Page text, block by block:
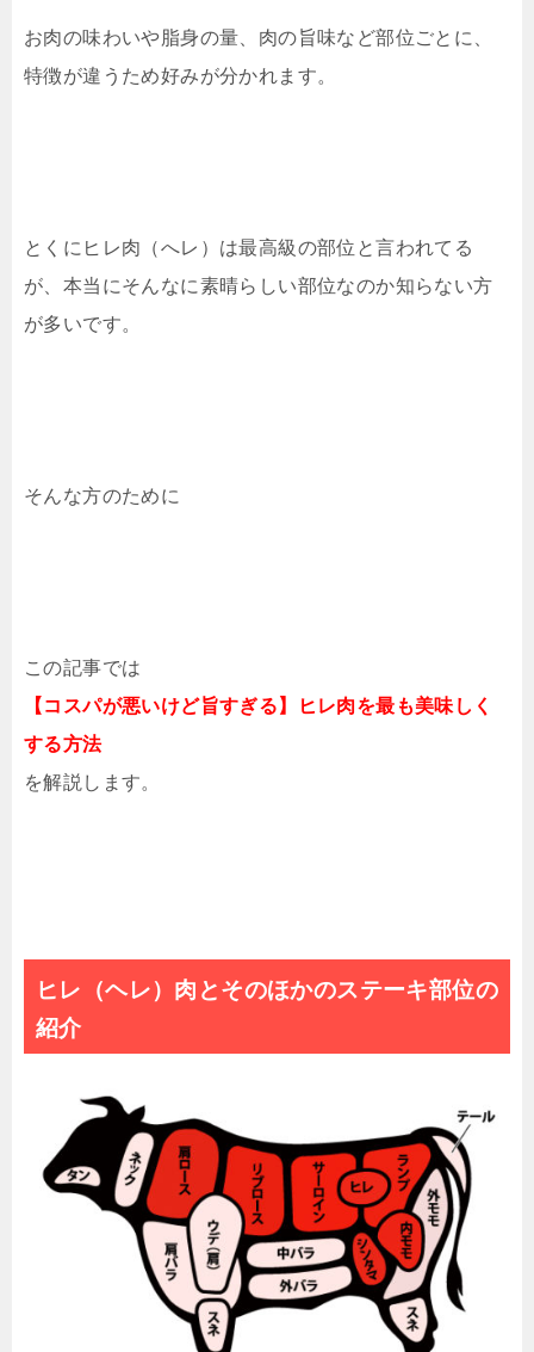
お肉の味わいや脂身の量、肉の旨味など部位ごとに、
特徴が違うため好みが分かれます。
とくにヒレ肉（へレ）は最高級の部位と言われてる
が、本当にそんなに素晴らしい部位なのか知らない方
が多いです。
そんな方のために
この記事では
【コスパが悪いけど旨すぎる】ヒレ肉を最も美味しく
する方法
を解説します。
ヒレ（ヘレ）肉とそのほかのステーキ部位の
紹介